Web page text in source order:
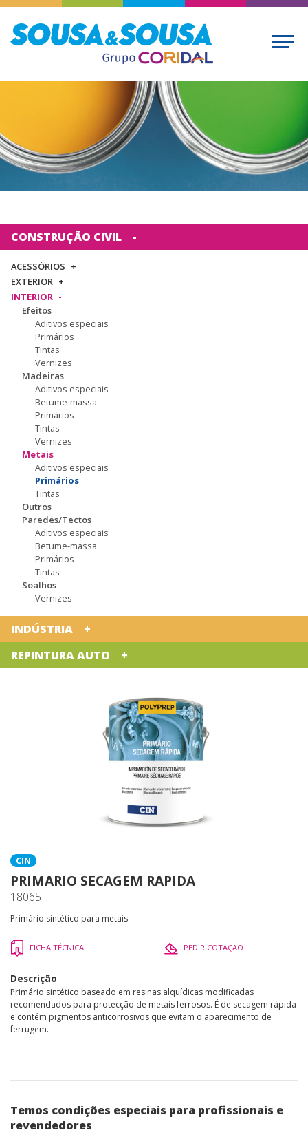
CONSTRUÇÃO CIVIL
ACESSÓRIOS
EXTERIOR
INTERIOR
Efeitos
Aditivos especiais
Primários
Tintas
Vernizes
Madeiras
Aditivos especiais
Betume-massa
Primários
Tintas
Vernizes
Metais
Aditivos especiais
Primários
Tintas
Outros
Paredes/Tectos
Aditivos especiais
Betume-massa
Primários
Tintas
Soalhos
Vernizes
INDÚSTRIA
REPINTURA AUTO
CIN
PRIMARIO SECAGEM RAPIDA
18065
Primário sintético para metais
FICHA TÉCNICA PEDIR COTAÇÃO
Descrição
Primário sintético baseado em resinas alquídicas modificadas
recomendados para protecção de metais ferrosos. É de secagem rápida
e contém pigmentos anticorrosivos que evitam o aparecimento de
ferrugem.
Temos condições especiais para profissionais e
revendedores